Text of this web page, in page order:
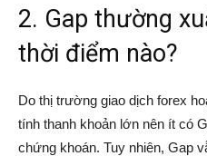
2. Gap thường
thời điểm nào?
Do thị trường giao dịch forex
tính thanh khoản lớn nên ít có
chứng khoán. Tuy nhiên, Gap